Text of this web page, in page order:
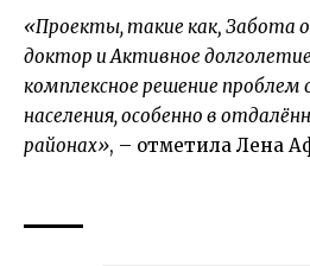
«Проекты, такие как‚ Забота
доктор и Активное
комплексное решение проблем
населения, особенно в
районах», – отметила Лена